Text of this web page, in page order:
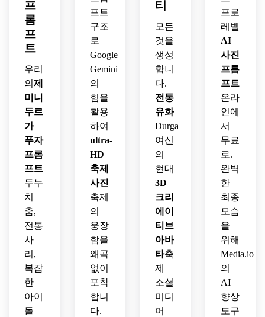
프
롬
프
트
우리
의 제
미니
두르
가
푸자
프롬
프트
두누
치
춤,
전통
사
리,
복잡
한
아이
돌
프트
구조
로
Google
Gemini
의
힘을
활용
하여
ultra-
HD
축제
사진
축제
의
웅장
함을
왜곡
없이
포착
합니
다.
티
모든
것을
생성
합니
다.
전통
유화
Durga
여신
의
현대
3D
크리
에이
티브
아바
타축
제
소셜
미디
어
프로
레벨
AI
사진
프롬
프트
온라
인에
서
무료
로.
완벽
한
최종
모습
을
위해
Media.io
의
AI
향상
도구